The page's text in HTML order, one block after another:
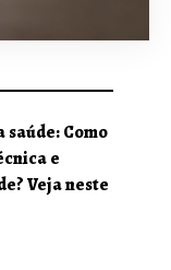
Como
e
Veja neste